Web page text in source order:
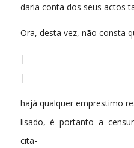
daria conta dos seus actos
Ora, desta vez, não consta
|
|
hajá qualquer emprestimo
lisado, é portanto a
cita-